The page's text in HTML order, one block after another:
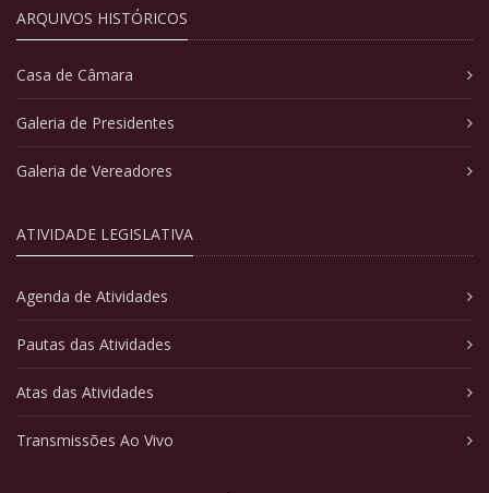
ARQUIVOS HISTÓRICOS
Casa de Câmara
Galeria de Presidentes
Galeria de Vereadores
ATIVIDADE LEGISLATIVA
Agenda de Atividades
Pautas das Atividades
Atas das Atividades
Transmissões Ao Vivo